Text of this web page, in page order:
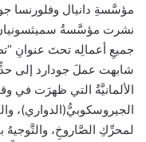
مؤسَّسةِ دانيال وفلورنسا
جميعِ أعمالِه تحتَ عنوانِ
الألمانيَّةُ التي ظهرَت في
الجيروسكوبيُّ(الدواري)،
لمحرِّكِ الصَّاروخِ، والتَّوجيهُ